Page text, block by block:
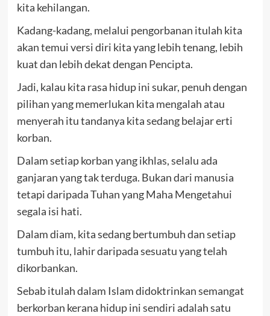
kita kehilangan.
Kadang-kadang, melalui pengorbanan itulah kita
akan temui versi diri kita yang lebih tenang, lebih
kuat dan lebih dekat dengan Pencipta.
Jadi, kalau kita rasa hidup ini sukar, penuh dengan
pilihan yang memerlukan kita mengalah atau
menyerah itu tandanya kita sedang belajar erti
korban.
Dalam setiap korban yang ikhlas, selalu ada
ganjaran yang tak terduga. Bukan dari manusia
tetapi daripada Tuhan yang Maha Mengetahui
segala isi hati.
Dalam diam, kita sedang bertumbuh dan setiap
tumbuh itu, lahir daripada sesuatu yang telah
dikorbankan.
Sebab itulah dalam Islam didoktrinkan semangat
berkorban kerana hidup ini sendiri adalah satu